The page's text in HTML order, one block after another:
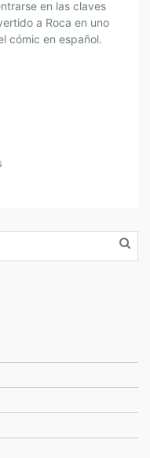
en las claves
a Roca en uno
cómic en español.